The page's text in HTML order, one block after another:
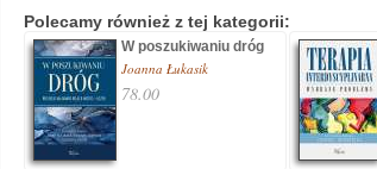
Polecamy również z tej kategorii:
W poszukiwaniu dróg
Joanna Łukasik
78.00